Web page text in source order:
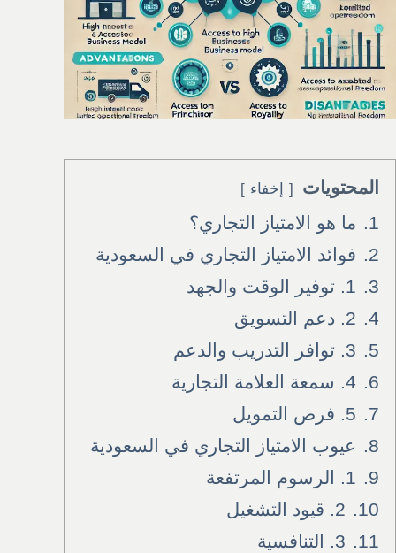
المحتويات إخفاء
1.
ما هو الامتياز التجاري؟
2.
فوائد الامتياز التجاري في السعودية
3.
1. توفير الوقت والجهد
4.
2. دعم التسويق
5.
3. توافر التدريب والدعم
6.
4. سمعة العلامة التجارية
7.
5. فرص التمويل
8.
عيوب الامتياز التجاري في السعودية
9.
1. الرسوم المرتفعة
10.
2. قيود التشغيل
11.
3. التنافسية